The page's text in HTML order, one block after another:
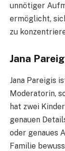
unnötiger
ermöglicht,
zu
Jana
Jana Pareigis
Moderatorin,
hat zwei
genauen
oder genaues
Familie